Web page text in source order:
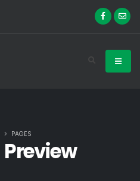
Preview
PAGES